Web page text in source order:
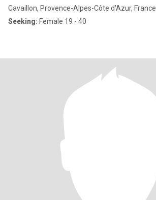
Cavaillon, Provence-Alpes-Côte d'Azur, France
Seeking: Female 19 - 40